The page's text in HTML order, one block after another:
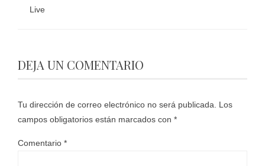
Live
DEJA UN COMENTARIO
Tu dirección de correo electrónico no será publicada.
Los
campos obligatorios están marcados con *
Comentario *